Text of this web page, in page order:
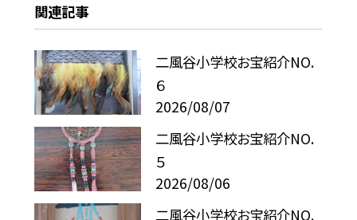
関連記事
二風谷小学校お宝紹介NO.
６
2026/08/07
二風谷小学校お宝紹介NO.
５
2026/08/06
二風谷小学校お宝紹介NO.